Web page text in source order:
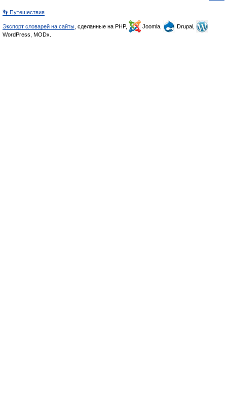
👣 Путешествия
Экспорт словарей на сайты , сделанные на PHP, Joomla,
Drupal,
WordPress, MODx.